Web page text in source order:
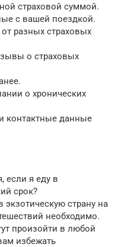
страховой суммой.
с вашей поездкой.
разных страховых
о страховых
о хронических
контактные данные
если я еду в
срок?
страну на
необходимо.
произойти в любой
избежать